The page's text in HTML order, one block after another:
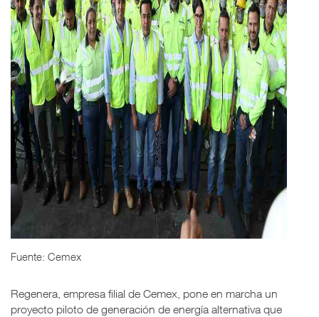
Fuente: Cemex
Regenera, empresa filial de Cemex, pone en marcha un
proyecto piloto de generación de energía alternativa que